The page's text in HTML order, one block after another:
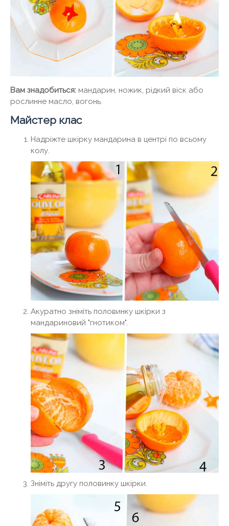
Вам знадобиться: мандарин, ножик, рідкий віск або
рослинне масло, вогонь.
Майстер клас
Надріжте шкірку мандарина в центрі по всьому
колу.
Акуратно зніміть половинку шкірки з
мандариновий "гнотиком".
Зніміть другу половинку шкірки.